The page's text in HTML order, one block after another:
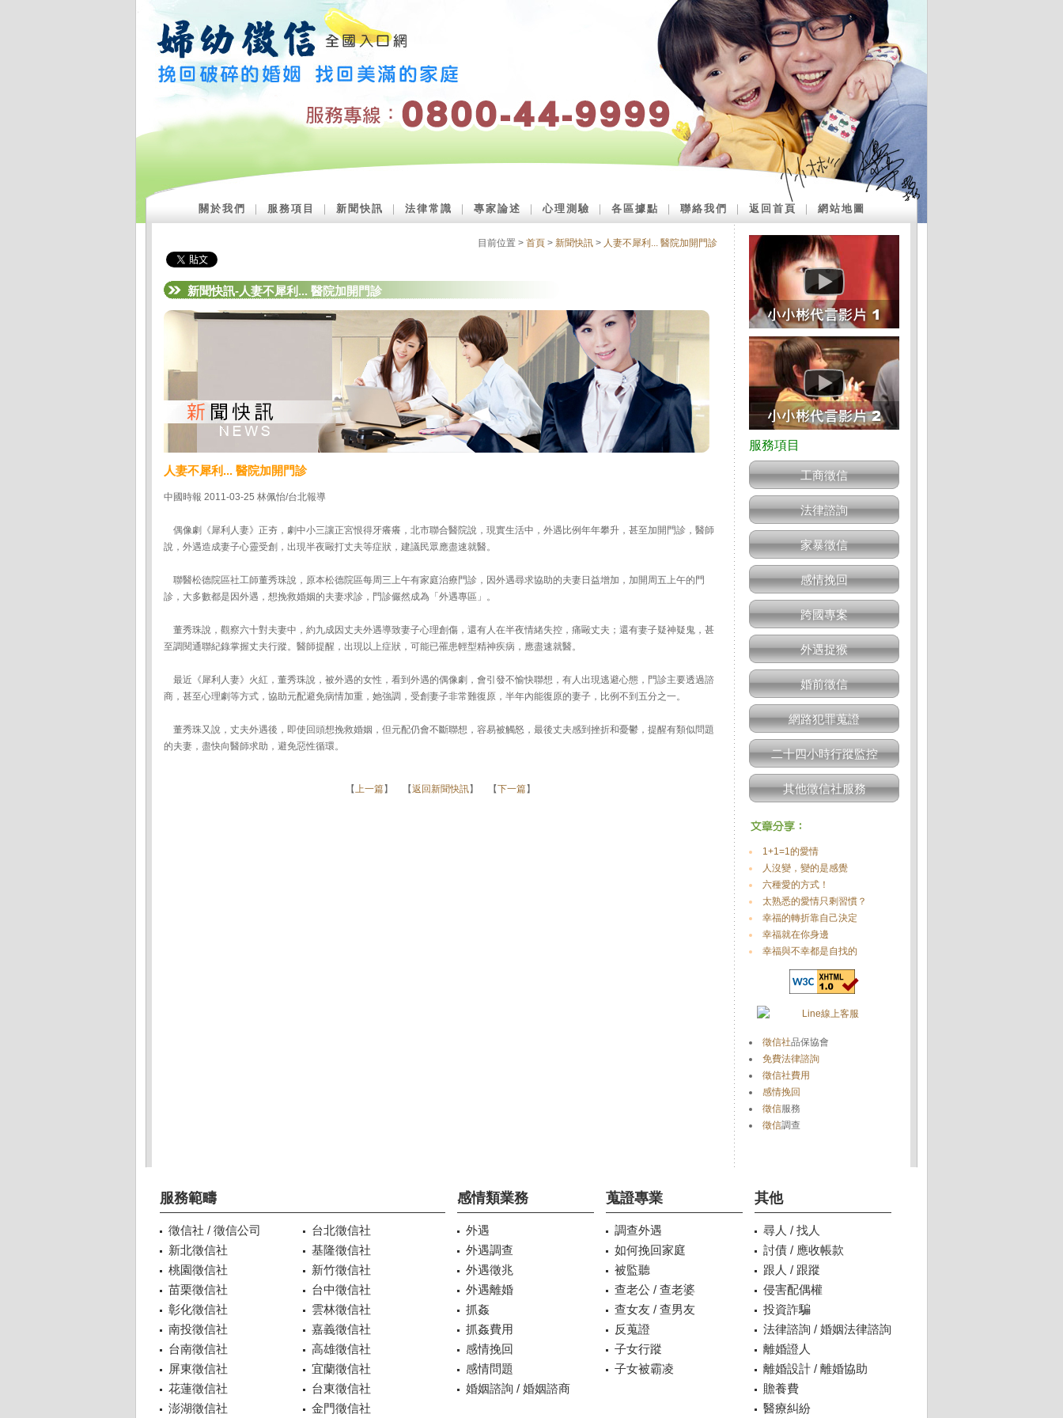
關於我們 服務項目 新聞快訊 法律常識 專家論述 ｜心理測驗 各區據點 聯絡我們 返回首頁 網站地圖
目前位置 > 首頁 > 新聞快訊 > 人妻不犀利... 醫院加開門診
新聞快訊-人妻不犀利... 醫院加開門診
人妻不犀利... 醫院加開門診
中國時報 2011-03-25 林佩怡/台北報導
偶像劇《犀利人妻》正夯，劇中小三讓正宮恨得牙癢癢，北市聯合醫院說，現實生活中，外遇比例年年攀升，甚至加開門診，醫師
說，外遇造成妻子心靈受創，出現半夜毆打丈夫等症狀，建議民眾應盡速就醫。
聯醫松德院區社工師董秀珠說，原本松德院區每周三上午有家庭治療門診，因外遇尋求協助的夫妻日益增加，加開周五上午的門
診，大多數都是因外遇，想挽救婚姻的夫妻求診，門診儼然成為「外遇專區」。
董秀珠說，觀察六十對夫妻中，約九成因丈夫外遇導致妻子心理創傷，還有人在半夜情緒失控，痛毆丈夫；還有妻子疑神疑鬼，甚
至調閱通聯紀錄掌握丈夫行蹤。醫師提醒，出現以上症狀，可能已罹患輕型精神疾病，應盡速就醫。
最近《犀利人妻》火紅，董秀珠說，被外遇的女性，看到外遇的偶像劇，會引發不愉快聯想，有人出現逃避心態，門診主要透過諮
商，甚至心理劇等方式，協助元配避免病情加重，她強調，受創妻子非常難復原，半年內能復原的妻子，比例不到五分之一。
董秀珠又說，丈夫外遇後，即使回頭想挽救婚姻，但元配仍會不斷聯想，容易被觸怒，最後丈夫感到挫折和憂鬱，提醒有類似問題
的夫妻，盡快向醫師求助，避免惡性循環。
【上一篇】 【返回新聞快訊】 【下一篇】
工商徵信
法律諮詢
家暴徵信
感情挽回
跨國專案
外遇捉猴
婚前徵信
網路犯罪蒐證
二十四小時行蹤監控
其他徵信社服務
1+1=1的愛情
人沒變，變的是感覺
六種愛的方式！
太熟悉的愛情只剩習慣？
幸福的轉折靠自己決定
幸福就在你身邊
幸福與不幸都是自找的
徵信社品保協會
免費法律諮詢
徵信社費用
感情挽回
徵信服務
徵信調查
服務範疇
徵信社 / 徵信公司
台北徵信社
新北徵信社
基隆徵信社
桃園徵信社
新竹徵信社
苗栗徵信社
台中徵信社
彰化徵信社
雲林徵信社
南投徵信社
嘉義徵信社
台南徵信社
高雄徵信社
屏東徵信社
宜蘭徵信社
花蓮徵信社
台東徵信社
澎湖徵信社
金門徵信社
感情類業務
外遇
外遇調查
外遇徵兆
外遇離婚
抓姦
抓姦費用
感情挽回
感情問題
婚姻諮詢 / 婚姻諮商
蒐證專業
調查外遇
如何挽回家庭
被監聽
查老公 / 查老婆
查女友 / 查男友
反蒐證
子女行蹤
子女被霸凌
其他
尋人 / 找人
討債 / 應收帳款
跟人 / 跟蹤
侵害配偶權
投資詐騙
法律諮詢 / 婚姻法律諮詢
離婚證人
離婚設計 / 離婚協助
贍養費
醫療糾紛